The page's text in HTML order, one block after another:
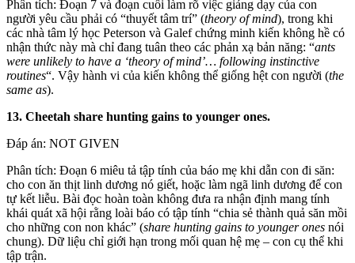
Phân tích: Đoạn 7 và đoạn cuối làm rõ việc giảng dạy của con
người yêu cầu phải có “thuyết tâm trí” (theory of mind), trong khi
các nhà tâm lý học Peterson và Galef chứng minh kiến không hề có
nhận thức này mà chỉ đang tuân theo các phản xạ bản năng: “ants
were unlikely to have a ‘theory of mind’… following instinctive
routines“. Vậy hành vi của kiến không thể giống hệt con người (the
same as).
13. Cheetah share hunting gains to younger ones.
Đáp án: NOT GIVEN
Phân tích: Đoạn 6 miêu tả tập tính của báo mẹ khi dẫn con đi săn:
cho con ăn thịt linh dương nó giết, hoặc làm ngã linh dương để con
tự kết liễu. Bài đọc hoàn toàn không đưa ra nhận định mang tính
khái quát xã hội rằng loài báo có tập tính “chia sẻ thành quả săn mồi
cho những con non khác” (share hunting gains to younger ones nói
chung). Dữ liệu chỉ giới hạn trong mối quan hệ mẹ – con cụ thể khi
tập trận.